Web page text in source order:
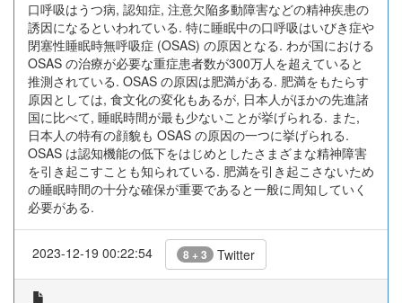
口呼吸はうつ病, 認知症, 注意欠陥多動障害などの精神疾患の
誘因になるといわれている. 特に睡眠中の口呼吸はいびき症や
閉塞性睡眠時無呼吸症 (OSAS) の原因となる. わが国における
OSAS の治療が必要な重症患者数が300万人を超えていると
推測されている. OSAS の原因は肥満がある. 肥満をもたらす
原因としては, 食文化の変化もあるが, 日本人がほかの先進諸
国に比べて, 睡眠時間が最も少ないことが挙げられる. また,
日本人の特有の顔貌も OSAS の原因の一つに挙げられる.
OSAS は認知機能の低下をはじめとしたさまざまな精神障害
を引き起こすことも知られている. 肥満を引き起こさないため
の睡眠時間の十分な確保が重要であると一般に周知していく
必要がある.
2023-12-19 00:22:54 8 + 3 Twitter